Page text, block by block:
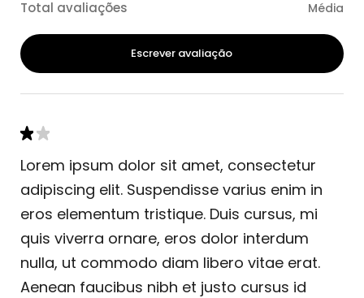
Total avaliações Média
Escrever avaliação
Lorem ipsum dolor sit amet, consectetur
adipiscing elit. Suspendisse varius enim in
eros elementum tristique. Duis cursus, mi
quis viverra ornare, eros dolor interdum
nulla, ut commodo diam libero vitae erat.
Aenean faucibus nibh et justo cursus id